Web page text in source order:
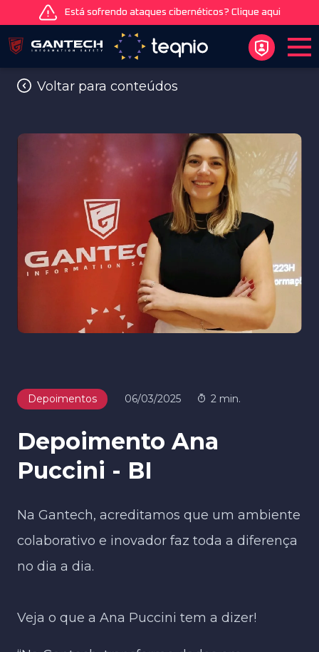
Está sofrendo ataques cibernéticos? Clique aqui
Voltar para conteúdos
Depoimentos 06/03/2025 2 min.
Depoimento Ana
Puccini - BI
Na Gantech, acreditamos que um ambiente
colaborativo e inovador faz toda a diferença
no dia a dia.
Veja o que a Ana Puccini tem a dizer!